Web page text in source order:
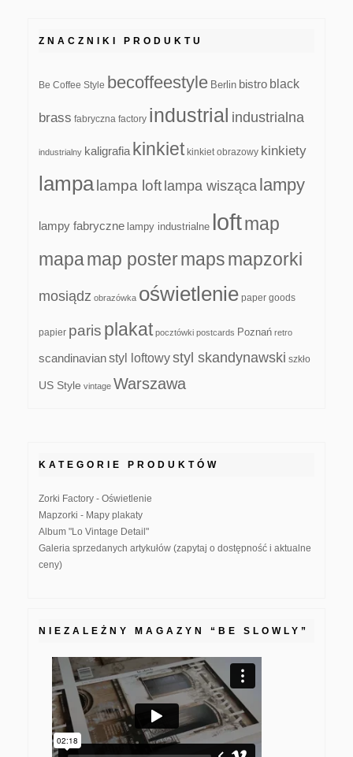
ZNACZNIKI PRODUKTU
Be Coffee Style becoffeestyle Berlin bistro black
brass fabryczna factory industrial industrialna
industrialny kaligrafia kinkiet kinkiet obrazowy kinkiety
lampa lampa loft lampa wisząca lampy
lampy fabryczne lampy industrialne loftmap
mapamap postermapsmapzorki
mosiądz obrazówka oświetlenie paper goods
papier paris plakat pocztówki postcards Poznań retro
scandinavianstyl loftowystyl skandynawski szkło
US Style vintage Warszawa
KATEGORIE PRODUKTÓW
Zorki Factory - Oświetlenie
Mapzorki - Mapy plakaty
Album "Lo Vintage Detail"
Galeria sprzedanych artykułów (zapytaj o dostępność i aktualne
ceny)
NIEZALEŻNY MAGAZYN “BE SLOWLY”